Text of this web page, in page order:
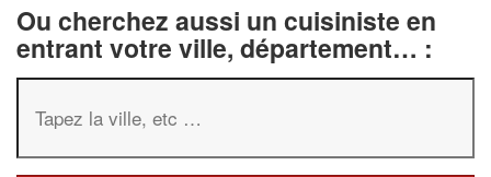
Ou cherchez aussi un cuisiniste en
entrant votre ville, département… :